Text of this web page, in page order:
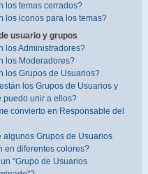
los temas cerrados?
los iconos para los temas?
usuario y grupos
los Administradores?
los Moderadores?
los Grupos de Usuarios?
los Grupos de Usuarios y
puedo unir a ellos?
convierto en Responsable del
algunos Grupos de Usuarios
en diferentes colores?
“Grupo de Usuarios